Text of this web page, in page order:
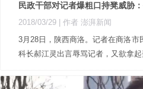
民政干部对记者爆粗口持凳威胁
2018/03/29
| 作者 澎湃新闻
3月28日，陕西商洛。记者在商洛
科长郝江灵出言辱骂记者，又欲拿起